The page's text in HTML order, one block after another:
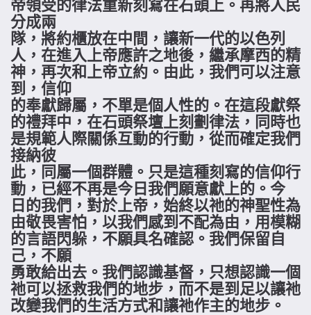
帝領受的律法重新刻寫在石頭上。再將人民
分成兩
隊，將約櫃放在中間，讓新一代的以色列
人，在進入上帝應許之地後，繼承摩西的精
神，再次和上帝立約。由此，我們可以注意
到，信仰
的奉獻歸屬，不單是個人性的。在這段獻祭
的禮拜中，在石頭祭壇上刻劃律法，同時也
是規範人際關係互動的行動，從而確定我們
接納彼
此，同屬一個群體。只是這種刻寫的信仰行
動，已經不再是今日我們願意獻上的。今
日的我們，對於上帝，始終以祂的神聖性為
由敬畏害怕，以我們感到不配為由，用模糊
的言語閃躲，不願具名確認。我們保留自
己，不願
勇敢給出去。我們認識基督，只想認識一個
祂可以拯救我們的地步，而不是到足以讓祂
改變我們的生活方式和讓祂作主的地步。